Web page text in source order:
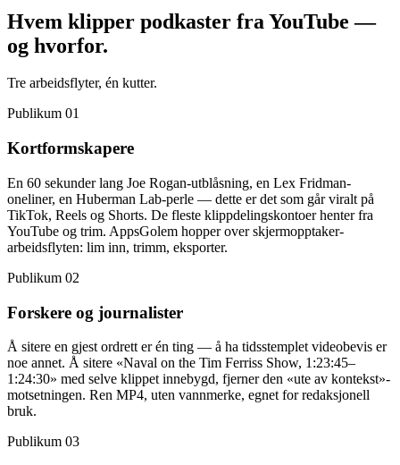
Hvem klipper podkaster fra YouTube—
og hvorfor.
Tre arbeidsflyter, én kutter.
Publikum 01
Kortformskapere
En 60 sekunder lang Joe Rogan-utblåsning, en Lex Fridman-
oneliner, en Huberman Lab-perle — dette er det som går viralt på
TikTok, Reels og Shorts. De fleste klippdelingskontoer henter fra
YouTube og trim. AppsGolem hopper over skjermopptaker-
arbeidsflyten: lim inn, trimm, eksporter.
Publikum 02
Forskere og journalister
Å sitere en gjest ordrett er én ting — å ha tidsstemplet videobevis er
noe annet. Å sitere «Naval on the Tim Ferriss Show, 1:23:45–
1:24:30» med selve klippet innebygd, fjerner den «ute av kontekst»-
motsetningen. Ren MP4, uten vannmerke, egnet for redaksjonell
bruk.
Publikum 03